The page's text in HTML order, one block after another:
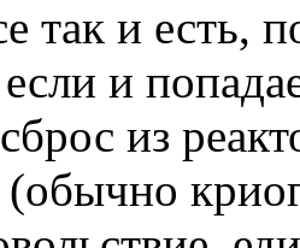
так и есть,
и
из
(обычно